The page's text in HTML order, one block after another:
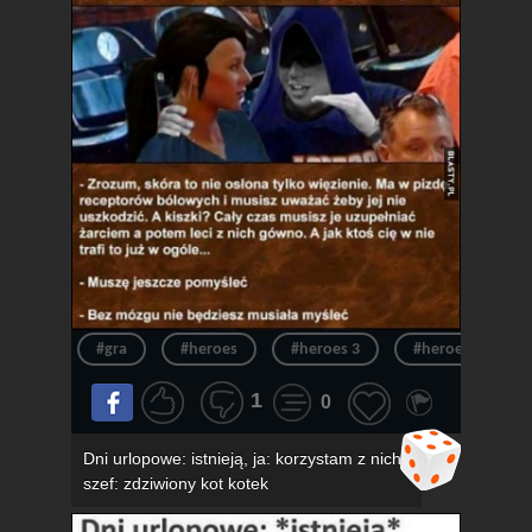
#gra #heroes #heroes 3 #heroes of
1 0
Dni urlopowe: istnieją, ja: korzystam z nich,
szef: zdziwiony kot kotek